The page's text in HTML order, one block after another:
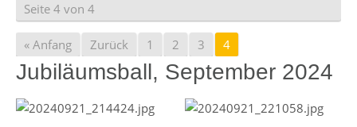
Seite 4 von 4
« Anfang Zurück 1 2 3 4
Jubiläumsball, September 2024